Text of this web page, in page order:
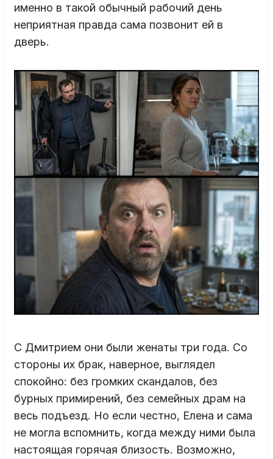
именно в такой обычный рабочий день
неприятная правда сама позвонит ей в
дверь.
С Дмитрием они были женаты три года. Со
стороны их брак, наверное, выглядел
спокойно: без громких скандалов, без
бурных примирений, без семейных драм на
весь подъезд. Но если честно, Елена и сама
не могла вспомнить, когда между ними была
настоящая горячая близость. Возможно,